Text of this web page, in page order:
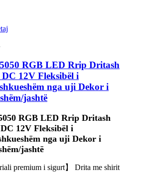
RGB LED Rrip Dritash
DC 12V Fleksibël i
nga uji Dekor i
jashtë
RGB LED Rrip Dritash
12V Fleksibël i
nga uji Dekor i
jashtë
premium i sigurt】 Drita me shirit